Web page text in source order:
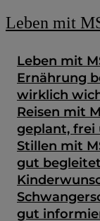
Leben mit
Leben mit
Ernährung
wirklich
Reisen mit
geplant, frei
Stillen mit
gut begleitet
gut